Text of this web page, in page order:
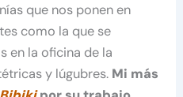
que nos ponen en
como la que se
en la oficina de la
y lúgubres. Mi más